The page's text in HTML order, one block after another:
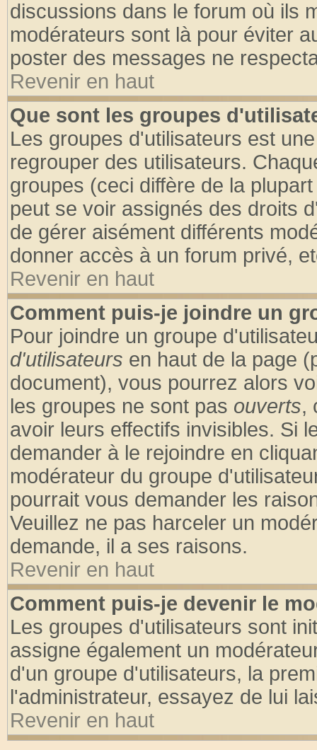
discussions dans le forum où ils
modérateurs sont là pour éviter
poster des messages ne
Revenir en haut
Que sont les groupes
Les groupes d'utilisateurs est
regrouper des utilisateurs.
groupes (ceci diffère de la
peut se voir assignés des droits
de gérer aisément différents
donner accès à un forum privé,
Revenir en haut
Comment puis-je joindre un
Pour joindre un groupe
d'utilisateurs en haut de la page
document), vous pourrez alors
les groupes ne sont pas ouverts,
avoir leurs effectifs invisibles. Si
demander à le rejoindre en
modérateur du groupe
pourrait vous demander les
Veuillez ne pas harceler un
demande, il a ses raisons.
Revenir en haut
Comment puis-je devenir le
Les groupes d'utilisateurs sont
assigne également un
d'un groupe d'utilisateurs, la
l'administrateur, essayez de lui
Revenir en haut